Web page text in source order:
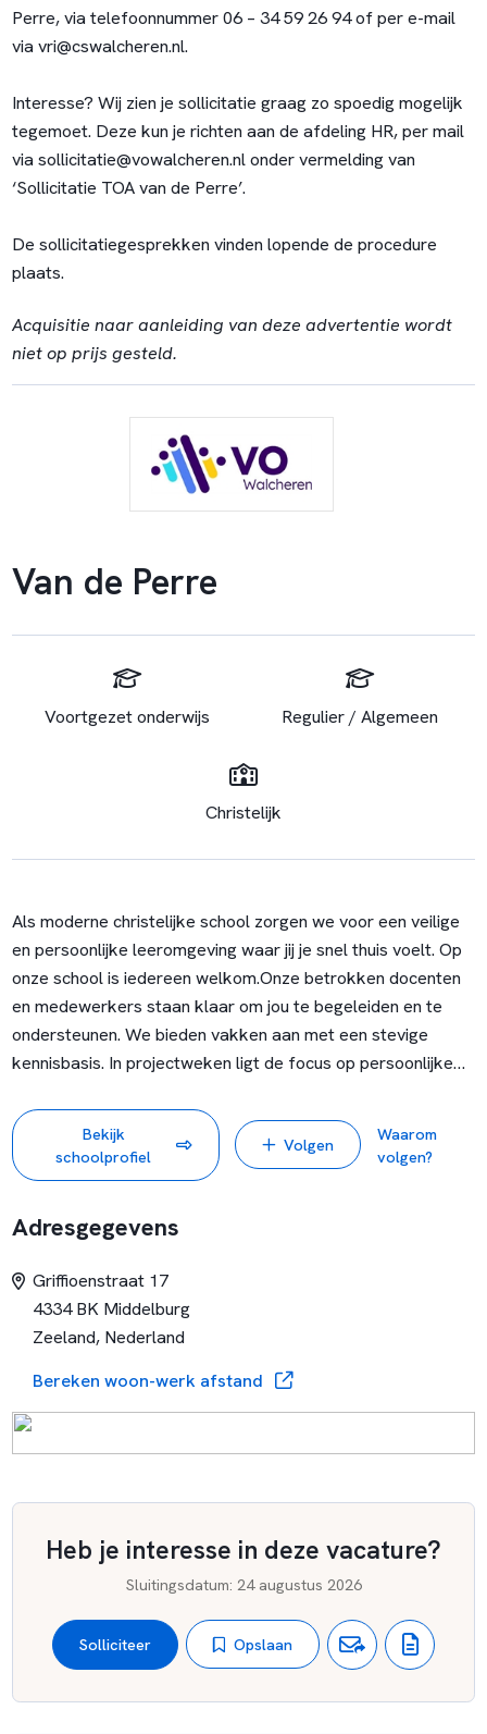
Perre, via telefoonnummer 06 – 34 59 26 94 of per e-mail
via vri@cswalcheren.nl.
Interesse? Wij zien je sollicitatie graag zo spoedig mogelijk
tegemoet. Deze kun je richten aan de afdeling HR, per mail
via sollicitatie@vowalcheren.nlonder vermelding van
‘Sollicitatie TOA van de Perre’.
De sollicitatiegesprekken vinden lopende de procedure
plaats.
Acquisitie naar aanleiding van deze advertentie wordt
niet op prijs gesteld.
Van de Perre
Voortgezet onderwijs Regulier / Algemeen
Christelijk
Als moderne christelijke school zorgen we voor een veilige
en persoonlijke leeromgeving waar jij je snel thuis voelt. Op
onze school is iedereen welkom.Onze betrokken docenten
en medewerkers staan klaar om jou te begeleiden en te
ondersteunen. We bieden vakken aan met een stevige
kennisbasis. In projectweken ligt de focus op persoonlijke
We komen graag in beweging voor de wereld om ons heen.
Bekijk
schoolprofiel
Volgen
Waarom
volgen?
Adresgegevens
Griffioenstraat 17
4334 BK Middelburg
Zeeland, Nederland
Bereken woon-werk afstand
Heb je interesse in deze vacature?
Sluitingsdatum: 24 augustus 2026
Solliciteer Opslaan